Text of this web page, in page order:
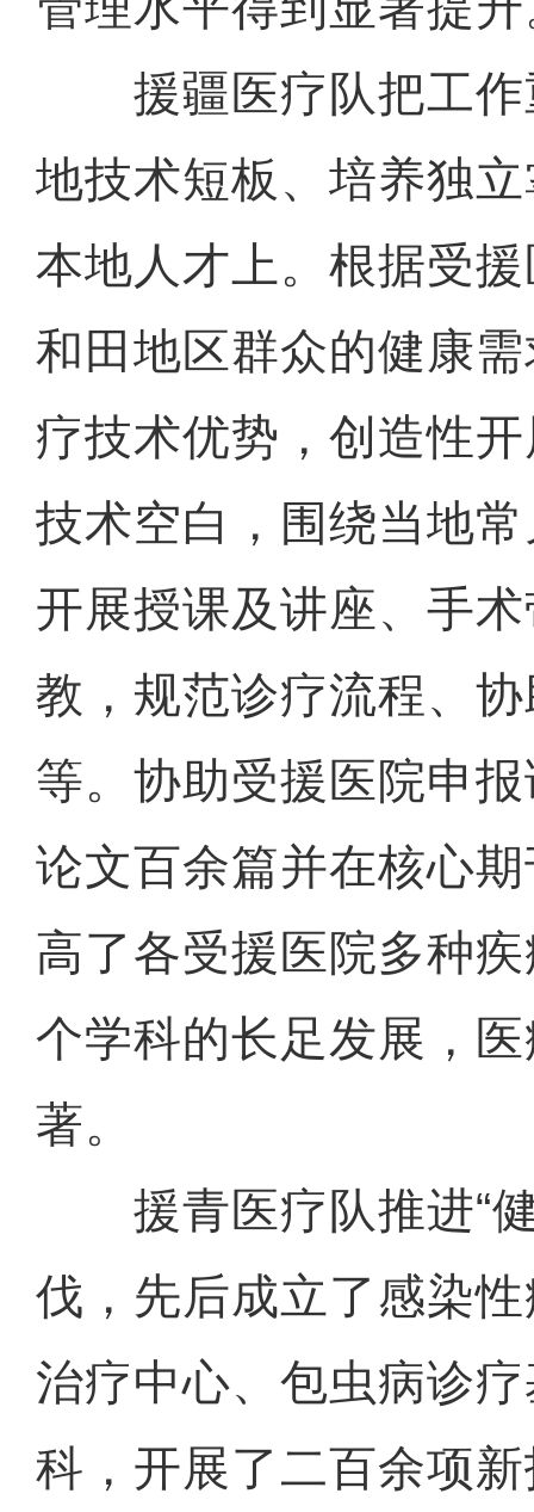
援疆医疗队把工作
地技术短板、培养独
本地人才上。根据受
和田地区群众的健康
疗技术优势，创造性
技术空白，围绕当地
开展授课及讲座、手
教，规范诊疗流程、
等。协助受援医院申
论文百余篇并在核心
高了各受援医院多种
个学科的长足发展，
著。
援青医疗队推进“健
伐，先后成立了感染
治疗中心、包虫病诊
科，开展了二百余项